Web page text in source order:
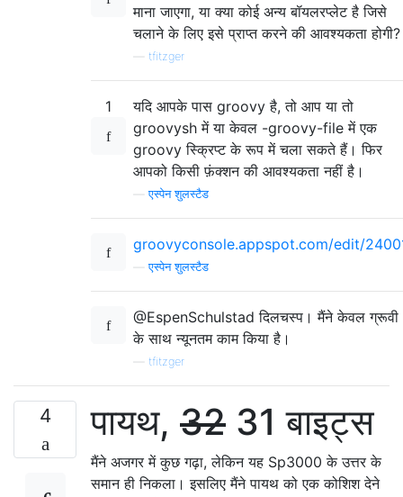
माना जाएगा, या क्या कोई अन्य बॉयलरप्लेट है जिसे
चलाने के लिए इसे प्राप्त करने की आवश्यकता होगी?
tfitzger
1
यदि आपके पास groovy है, तो आप या तो
groovysh में या केवल -groovy-file में एक
groovy स्क्रिप्ट के रूप में चला सकते हैं। फिर
आपको किसी फ़ंक्शन की आवश्यकता नहीं है।
—एस्पेन शुलस्टैड
groovyconsole.appspot.com/edit/
—एस्पेन शुलस्टैड
@EspenSchulstad दिलचस्प। मैंने केवल ग्रूवी
के साथ न्यूनतम काम किया है।
tfitzger
4 पायथ, 32 31 बाइट्स
मैंने अजगर में कुछ गढ़ा, लेकिन यह Sp3000 के उत्तर के
समान ही निकला। इसलिए मैंने पायथ को एक कोशिश देने